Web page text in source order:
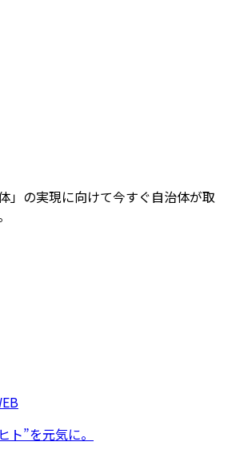
」の実現に向けて今すぐ自治体が取
ト”を元気に。